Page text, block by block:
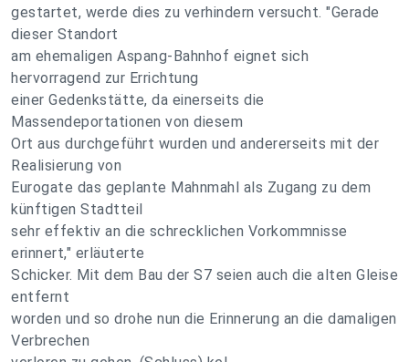
gestartet, werde dies zu verhindern versucht. "Gerade
dieser Standort
am ehemaligen Aspang-Bahnhof eignet sich
hervorragend zur Errichtung
einer Gedenkstätte, da einerseits die
Massendeportationen von diesem
Ort aus durchgeführt wurden und andererseits mit der
Realisierung von
Eurogate das geplante Mahnmahl als Zugang zu dem
künftigen Stadtteil
sehr effektiv an die schrecklichen Vorkommnisse
erinnert," erläuterte
Schicker. Mit dem Bau der S7 seien auch die alten Gleise
entfernt
worden und so drohe nun die Erinnerung an die damaligen
Verbrechen